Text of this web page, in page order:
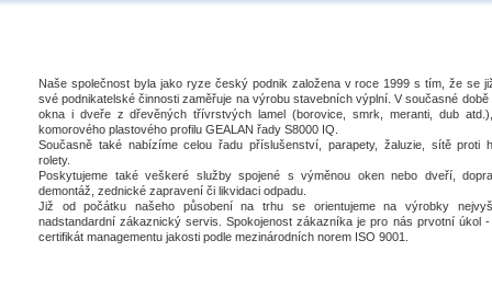
Naše společnost byla jako ryze český podnik založena v roce 1999 s tím, že se
své podnikatelské činnosti zaměřuje na výrobu stavebních výplní. V současné
okna i dveře z dřevěných třívrstvých lamel (borovice, smrk, meranti, dub
komorového plastového profilu GEALAN řady S8000 IQ.
Současně také nabízíme celou řadu příslušenství, parapety, žaluzie, sítě proti
rolety.
Poskytujeme také veškeré služby spojené s výměnou oken nebo dveří,
demontáž, zednické zapravení či likvidaci odpadu.
Již od počátku našeho působení na trhu se orientujeme na výrobky
nadstandardní zákaznický servis. Spokojenost zákazníka je pro nás prvotní úkol
certifikát managementu jakosti podle mezinárodních norem ISO 9001.